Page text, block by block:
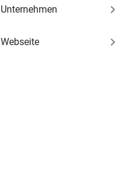
Unternehmen keyboard_arrow_right
Webseite keyboard_arrow_right